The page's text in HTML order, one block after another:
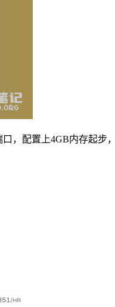
口，配置上4GB内存起